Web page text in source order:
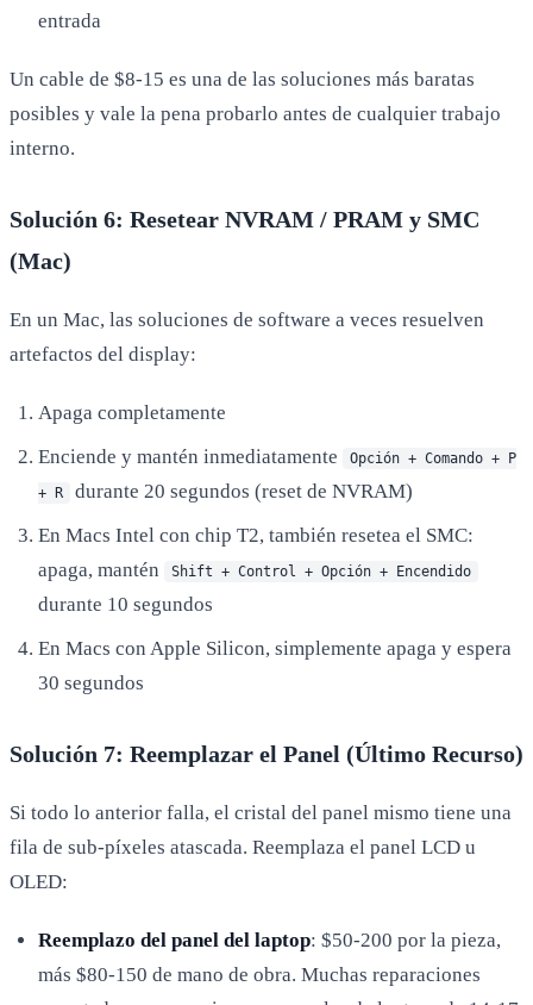
entrada
Un cable de $8-15 es una de las soluciones más baratas
posibles y vale la pena probarlo antes de cualquier trabajo
interno.
Solución 6: Resetear NVRAM / PRAM y SMC
(Mac)
En un Mac, las soluciones de software a veces resuelven
artefactos del display:
Apaga completamente
Enciende y mantén inmediatamente
Opción + Comando + P
+ R
durante 20 segundos (reset de NVRAM)
En Macs Intel con chip T2, también resetea el SMC:
apaga, mantén
Shift + Control + Opción + Encendido
durante 10 segundos
En Macs con Apple Silicon, simplemente apaga y espera
30 segundos
Solución 7: Reemplazar el Panel (Último Recurso)
Si todo lo anterior falla, el cristal del panel mismo tiene una
fila de sub-píxeles atascada. Reemplaza el panel LCD u
OLED:
Reemplazo del panel del laptop: $50-200 por la pieza,
más $80-150 de mano de obra. Muchas reparaciones